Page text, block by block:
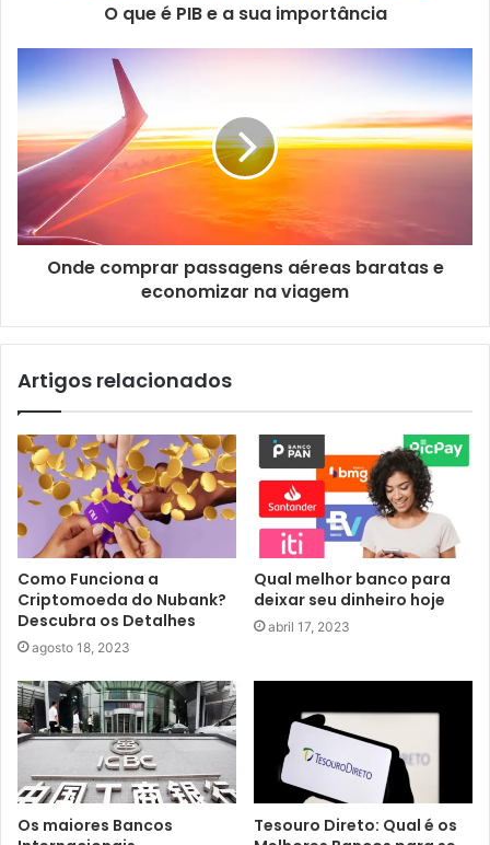
O que é PIB e a sua importância
Onde comprar passagens aéreas baratas e
economizar na viagem
Artigos relacionados
Como Funciona a
Criptomoeda do Nubank?
Descubra os Detalhes
agosto 18, 2023
Qual melhor banco para
deixar seu dinheiro hoje
abril 17, 2023
Os maiores Bancos
Tesouro Direto: Qual é os